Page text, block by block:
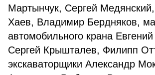
Мартынчук, Сергей
Хаев, Владимир Бердняков,
автомобильного крана
Сергей Крышталев, Филипп
экскаваторщики Александр